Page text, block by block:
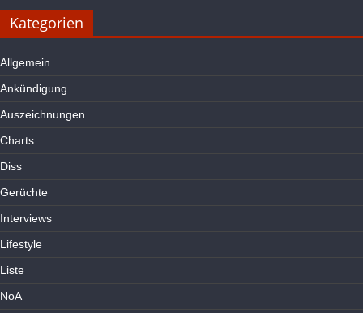
Kategorien
Allgemein
Ankündigung
Auszeichnungen
Charts
Diss
Gerüchte
Interviews
Lifestyle
Liste
NoA